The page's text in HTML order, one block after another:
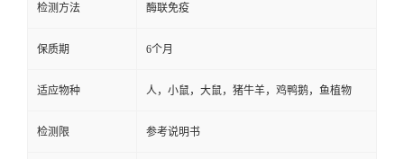
检测方法 酶联免疫
保质期 6个月
适应物种 人，小鼠，大鼠，猪牛羊，鸡鸭鹅，鱼植物
检测限 参考说明书